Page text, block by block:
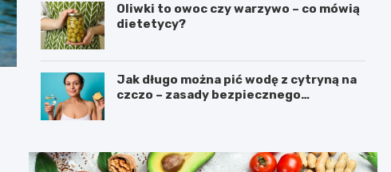
Oliwki to owoc czy warzywo – co mówią
dietetycy?
Jak długo można pić wodę z cytryną na
czczo – zasady bezpiecznego